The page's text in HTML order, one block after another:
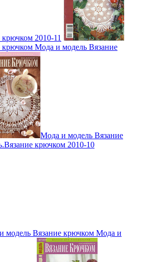
2010-11
Мода и модель Вязание
Мода и модель Вязание
крючком 2010-10
модель Вязание крючком Мода и